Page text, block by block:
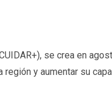
se crea en
y aumentar su